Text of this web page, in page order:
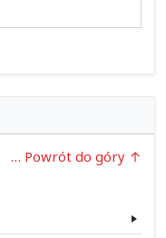
… Powrót do góry